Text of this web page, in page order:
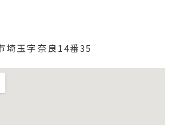
埼玉字奈良14番35